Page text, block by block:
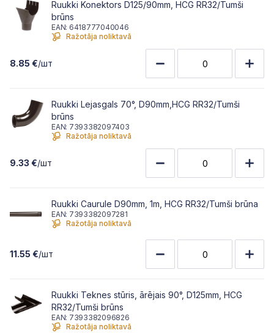
Ruukki Konektors D125/90mm, HCG RR32/Tumši
brūns
EAN: 6418777040046
Ražotāja noliktavā
8.85 €/шт
Ruukki Lejasgals 70°, D90mm,HCG RR32/Tumši
brūns
EAN: 7393382097403
Ražotāja noliktavā
9.33 €/шт
Ruukki Caurule D90mm, 1m, HCG RR32/Tumši brūna
EAN: 7393382097281
Ražotāja noliktavā
11.55 €/шт
Ruukki Teknes stūris, ārējais 90°, D125mm, HCG
RR32/Tumši brūns
EAN: 7393382096826
Ražotāja noliktavā